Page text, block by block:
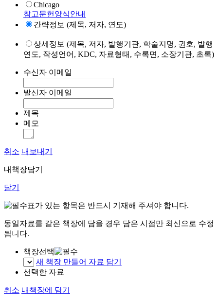
Chicago
참고문헌양식안내
간략정보 (제목, 저자, 연도)
상세정보 (제목, 저자, 발행기관, 학술지명, 권호, 발행
연도, 작성언어, KDC, 자료형태, 수록면, 소장기관, 초록)
수신자 이메일
발신자 이메일
제목
메모
취소 내보내기
내책장담기
닫기
표가 있는 항목은 반드시 기재해 주셔야 합니다.
동일자료를 같은 책장에 담을 경우 담은 시점만 최신으로 수정
됩니다.
책장선택
새 책장 만들어 자료 담기
선택한 자료
취소 내책장에 담기